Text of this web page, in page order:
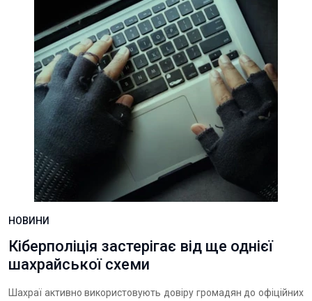
НОВИНИ
Кіберполіція застерігає від ще однієї
шахрайської схеми
Шахраї активно використовують довіру громадян до офіційних